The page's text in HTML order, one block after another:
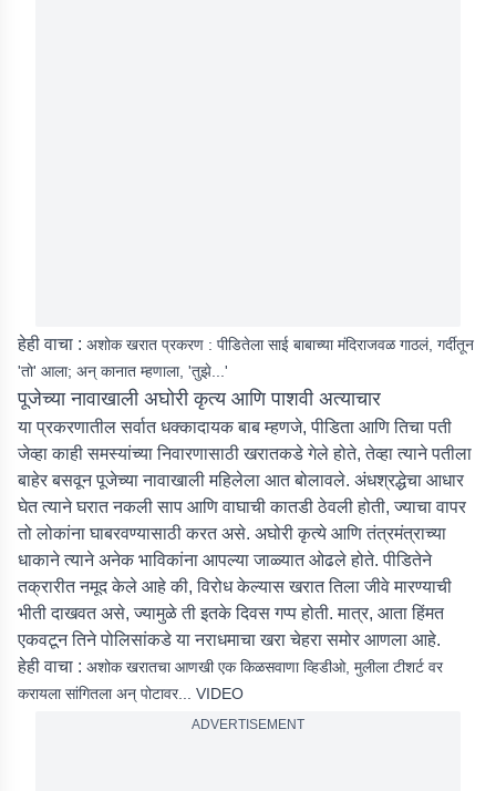
हेही वाचा : अशोक खरात प्रकरण : पीडितेला साई बाबाच्या मंदिराजवळ गाठलं, गर्दीतून
'तो' आला; अन् कानात म्हणाला, 'तुझे...'
पूजेच्या नावाखाली अघोरी कृत्य आणि पाशवी अत्याचार
या प्रकरणातील सर्वात धक्कादायक बाब म्हणजे, पीडिता आणि तिचा पती
जेव्हा काही समस्यांच्या निवारणासाठी खरातकडे गेले होते, तेव्हा त्याने पतीला
बाहेर बसवून पूजेच्या नावाखाली महिलेला आत बोलावले. अंधश्रद्धेचा आधार
घेत त्याने घरात नकली साप आणि वाघाची कातडी ठेवली होती, ज्याचा वापर
तो लोकांना घाबरवण्यासाठी करत असे. अघोरी कृत्ये आणि तंत्रमंत्राच्या
धाकाने त्याने अनेक भाविकांना आपल्या जाळ्यात ओढले होते. पीडितेने
तक्रारीत नमूद केले आहे की, विरोध केल्यास खरात तिला जीवे मारण्याची
भीती दाखवत असे, ज्यामुळे ती इतके दिवस गप्प होती. मात्र, आता हिंमत
एकवटून तिने पोलिसांकडे या नराधमाचा खरा चेहरा समोर आणला आहे.
हेही वाचा : अशोक खरातचा आणखी एक किळसवाणा व्हिडीओ, मुलीला टीशर्ट वर
करायला सांगितला अन् पोटावर... VIDEO
ADVERTISEMENT